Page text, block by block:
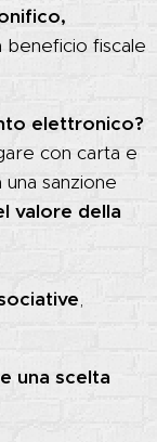
beneficio fiscale
elettronico?
con carta e
sanzione
valore della
,
una scelta